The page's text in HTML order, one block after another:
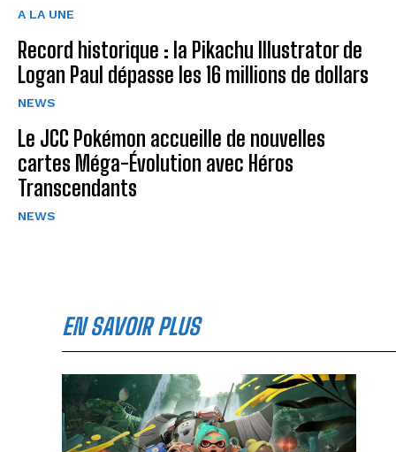
A LA UNE
Record historique : la Pikachu Illustrator de
Logan Paul dépasse les 16 millions de dollars
NEWS
Le JCC Pokémon accueille de nouvelles
cartes Méga-Évolution avec Héros
Transcendants
NEWS
EN SAVOIR PLUS